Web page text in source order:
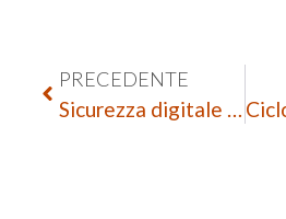
PRECEDENTE
Sicurezza digitale PA: 7 F.A.Q. su Strategic PA